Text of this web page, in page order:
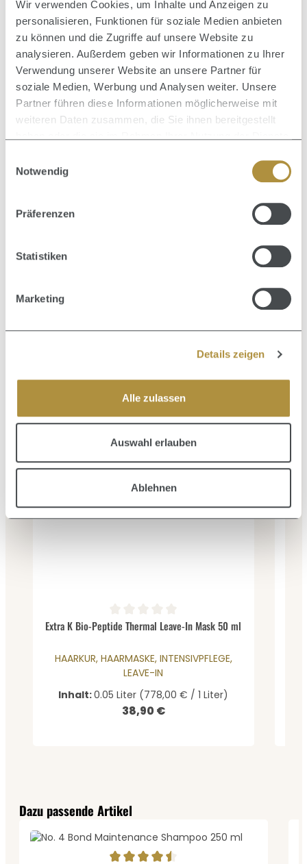
Wir verwenden Cookies, um Inhalte und Anzeigen zu
personalisieren, Funktionen für soziale Medien anbieten
zu können und die Zugriffe auf unsere Website zu
analysieren. Außerdem geben wir Informationen zu Ihrer
Verwendung unserer Website an unsere Partner für
soziale Medien, Werbung und Analysen weiter. Unsere
Partner führen diese Informationen möglicherweise mit
weiteren Daten zusammen, die Sie ihnen bereitgestellt
Notwendig
Präferenzen
Statistiken
Marketing
Details zeigen
Alle zulassen
Auswahl erlauben
Ablehnen
Produktgalerie überspringen
Zusammen kaufen mit
Durchschnittliche Bewertung von 0 von 5 Sternen
Extra K Bio-Peptide Thermal Leave-In Mask 50 ml
HAARKUR, HAARMASKE, INTENSIVPFLEGE,
LEAVE-IN
Inhalt:0.05 Liter (778,00 € / 1 Liter)
Regulärer Preis:
38,90 €
Produktgalerie überspringen
Dazu passende Artikel